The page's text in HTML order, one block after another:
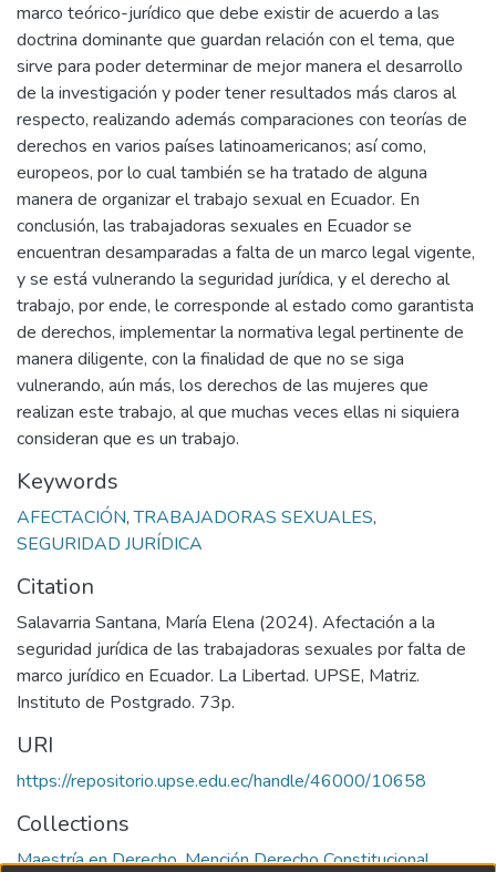
marco teórico-jurídico que debe existir de acuerdo a las
doctrina dominante que guardan relación con el tema, que
sirve para poder determinar de mejor manera el desarrollo
de la investigación y poder tener resultados más claros al
respecto, realizando además comparaciones con teorías de
derechos en varios países latinoamericanos; así como,
europeos, por lo cual también se ha tratado de alguna
manera de organizar el trabajo sexual en Ecuador. En
conclusión, las trabajadoras sexuales en Ecuador se
encuentran desamparadas a falta de un marco legal vigente,
y se está vulnerando la seguridad jurídica, y el derecho al
trabajo, por ende, le corresponde al estado como garantista
de derechos, implementar la normativa legal pertinente de
manera diligente, con la finalidad de que no se siga
vulnerando, aún más, los derechos de las mujeres que
realizan este trabajo, al que muchas veces ellas ni siquiera
consideran que es un trabajo.
Keywords
AFECTACIÓN,TRABAJADORAS SEXUALES,
SEGURIDAD JURÍDICA
Citation
Salavarria Santana, María Elena (2024). Afectación a la
seguridad jurídica de las trabajadoras sexuales por falta de
marco jurídico en Ecuador. La Libertad. UPSE, Matriz.
Instituto de Postgrado. 73p.
URI
https://repositorio.upse.edu.ec/handle/46000/10658
Collections
Maestría en Derecho. Mención Derecho Constitucional